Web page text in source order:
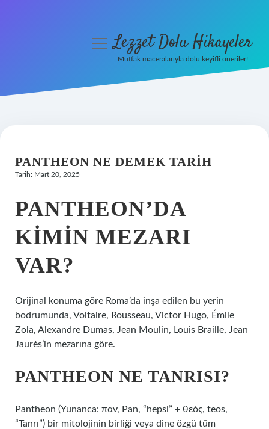
Hakkımızda
menüyüLezzet Dolu Hikayeler
Mutfak maceralarıyla dolu keyifli öneriler!
PANTHEON NE DEMEK TARIH
Tarih: Mart 20, 2025
PANTHEON’DA
KIMIN MEZARI
VAR?
Orijinal konuma göre Roma’da inşa edilen bu yerin
bodrumunda, Voltaire, Rousseau, Victor Hugo, Émile
Zola, Alexandre Dumas, Jean Moulin, Louis Braille, Jean
Jaurès’in mezarına göre.
PANTHEON NE TANRISI?
Pantheon (Yunanca: παν, Pan, “hepsi” + θεός, teos,
“Tanrı”) bir mitolojinin birliği veya dine özgü tüm